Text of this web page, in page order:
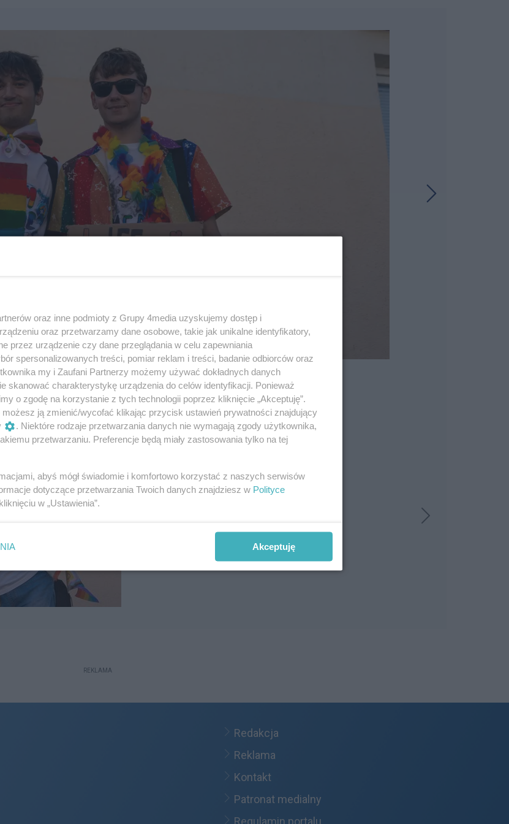
21 / 191
REKLAMA
Redakcja
Reklama
Kontakt
Patronat medialny
Regulamin portalu
oraz inne podmioty z Grupy 4media uzyskujemy dostęp i
oraz przetwarzamy dane osobowe, takie jak unikalne identyfikatory,
przez urządzenie czy dane przeglądania w celu zapewniania
spersonalizowanych treści, pomiar reklam i treści, badanie odbiorców oraz
my i Zaufani Partnerzy możemy używać dokładnych danych
skanować charakterystykę urządzenia do celów identyfikacji. Ponieważ
o zgodę na korzystanie z tych technologii poprzez kliknięcie „Akceptuję”.
możesz ją zmienić/wycofać klikając przycisk ustawień prywatności znajdujący
. Niektóre rodzaje przetwarzania danych nie wymagają zgody użytkownika,
przetwarzaniu. Preferencje będą miały zastosowania tylko na tej
abyś mógł świadomie i komfortowo korzystać z naszych serwisów
dotyczące przetwarzania Twoich danych znajdziesz w Polityce
w „Ustawienia”.
Akceptuję